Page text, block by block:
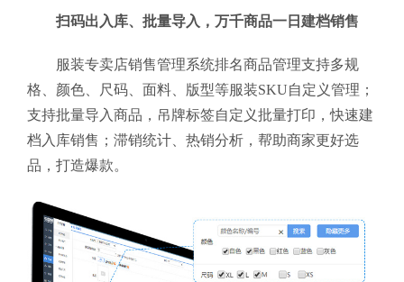
扫码出入库、批量导入，万千商品一日建档销售
服装专卖店销售管理系统排名商品管理支持多规
格、颜色、尺码、面料、版型等服装SKU自定义管理；
支持批量导入商品，吊牌标签自定义批量打印，快速建
档入库销售；滞销统计、热销分析，帮助商家更好选
品，打造爆款。